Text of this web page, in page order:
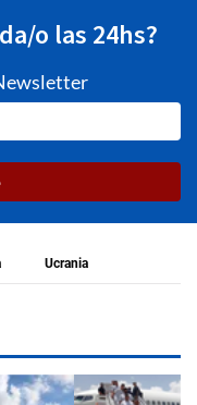
o las 24hs?
Ucrania